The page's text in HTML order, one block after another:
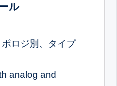
ル
ロジ別、タイプ
analog and